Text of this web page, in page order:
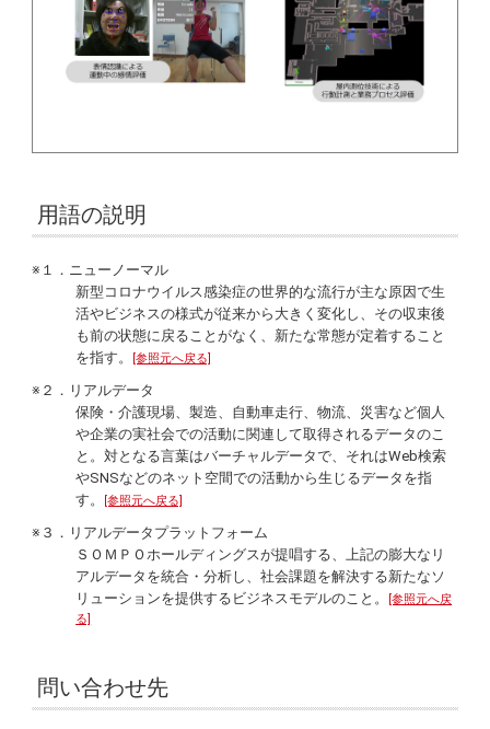
用語の説明
※１．ニューノーマル
新型コロナウイルス感染症の世界的な流行が主な原因で生
活やビジネスの様式が従来から大きく変化し、その収束後
も前の状態に戻ることがなく、新たな常態が定着すること
を指す。
[参照元へ戻る]
※２．リアルデータ
保険・介護現場、製造、自動車走行、物流、災害など個人
や企業の実社会での活動に関連して取得されるデータのこ
と。対となる言葉はバーチャルデータで、それはWeb検索
やSNSなどのネット空間での活動から生じるデータを指
す。
[参照元へ戻る]
※３．リアルデータプラットフォーム
ＳＯＭＰＯホールディングスが提唱する、上記の膨大なリ
アルデータを統合・分析し、社会課題を解決する新たなソ
リューションを提供するビジネスモデルのこと。
[参照元へ戻
る]
問い合わせ先